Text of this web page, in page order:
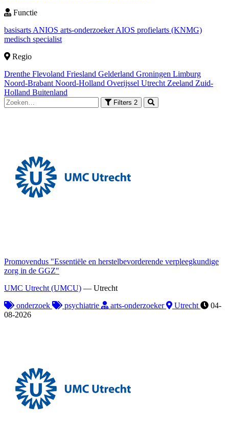
Functie
basisarts ANIOS arts-onderzoekerAIOS profielarts (KNMG)
medisch specialist
Regio
Drenthe Flevoland Friesland Gelderland Groningen Limburg
Noord-Brabant Noord-Holland Overijssel Utrecht Zeeland Zuid-
Holland Buitenland
Filters 2
Promovendus "Essentiële en herstelbevorderende verpleegkundige
zorg in de GGZ"
UMC Utrecht (UMCU) — Utrecht
onderzoek
psychiatrie arts-onderzoeker Utrecht
04-
08-2026